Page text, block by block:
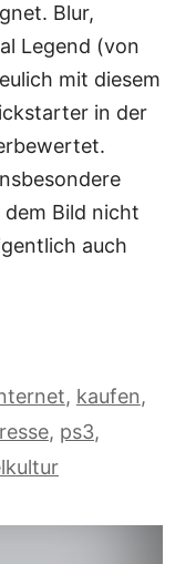
Blur,
Legend (von
mit diesem
in der
dem Bild nicht
auch
, kaufen,
, ps3,